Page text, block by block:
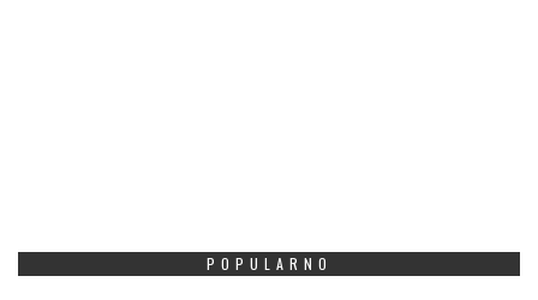
POPULARNO